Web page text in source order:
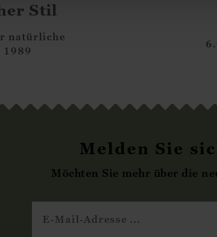
Stil
natürliche
1989
Melden Sie
Möchten Sie mehr über die